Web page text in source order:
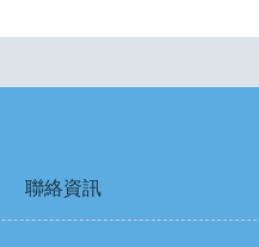
聯絡資訊